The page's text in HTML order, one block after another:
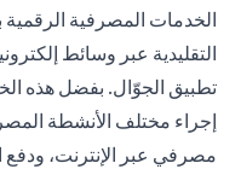
الخدمات المصرفية الرقمية
التقليدية عبر وسائط
تطبيق الجوّال. بفضل هذه
إجراء مختلف الأنشطة
مصرفي عبر الإنترنت، ودفع